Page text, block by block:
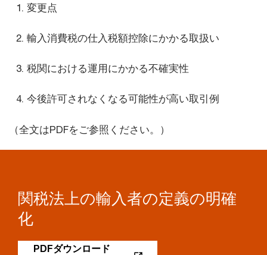
変更点
輸入消費税の仕入税額控除にかかる取扱い
税関における運用にかかる不確実性
今後許可されなくなる可能性が高い取引例
（全文はPDFをご参照ください。）
関税法上の輸入者の定義の明確
化
PDFダウンロード